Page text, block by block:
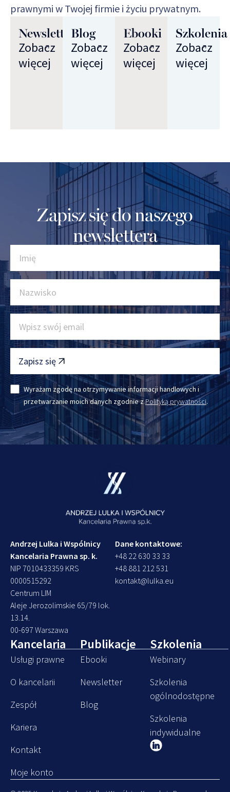
prawnymi w Twojej firmie i życiu prywatnym.
Newsletter
Zobacz
więcej
Blog
Zobacz
więcej
Ebooki
Zobacz
więcej
Szkolenia
Zobacz
więcej
Zapisz się do naszego
newslettera
Wyrażam zgodę na otrzymywanie informacji handlowych i
przetwarzanie moich danych zgodnie zPolityką prywatności.
Zapisz się
Andrzej Lulka i Wspólnicy
Kancelaria Prawna sp. k.
NIP 7010433359 KRS
0000515292
Centrum LIM
Aleje Jerozolimskie 65/79 lok.
13.14.
00-697 Warszawa
Dane kontaktowe:
+48 22 630 33 33
+48 881 212 531
kontakt@lulka.eu
Kancelaria
Usługi prawne
O kancelarii
Zespół
Kariera
Kontakt
Moje konto
Publikacje
Ebooki
Newsletter
Blog
Szkolenia
Webinary
Szkolenia
ogólnodostępne
Szkolenia
indywidualne